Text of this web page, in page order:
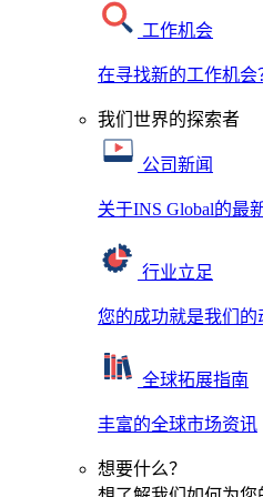
工作机会
在寻找新的工作机会
我们世界的探索者
公司新闻
关于INS Global的最
行业立足
您的成功就是我们的
全球拓展指南
丰富的全球市场资讯
想要什么？